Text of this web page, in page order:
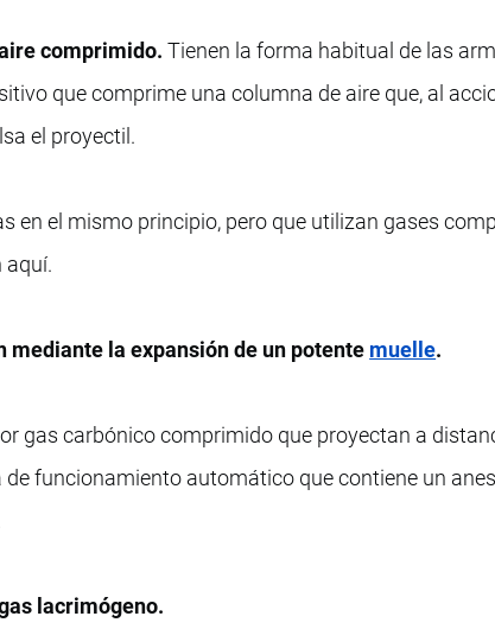
comprimido. Tienen la forma habitual de las
que comprime una columna de aire que, al
el proyectil.
en el mismo principio, pero que utilizan gases
aquí.
la expansión de un potente muelle.
gas carbónico comprimido que proyectan a
de funcionamiento automático que contiene un
lacrimógeno.